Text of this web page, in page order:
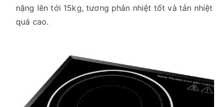
nặng lên tới 15kg, tương phản nhiệt tốt và tản nhiệt
quá cao.